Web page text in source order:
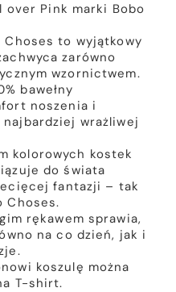
over Pink marki Bobo
Choses to wyjątkowy
zarówno
wzornictwem.
bawełny
noszenia i
wrażliwej
kolorowych kostek
do świata
fantazji – tak
Choses.
rękawem sprawia,
na co dzień, jak i
koszulę można
T-shirt.